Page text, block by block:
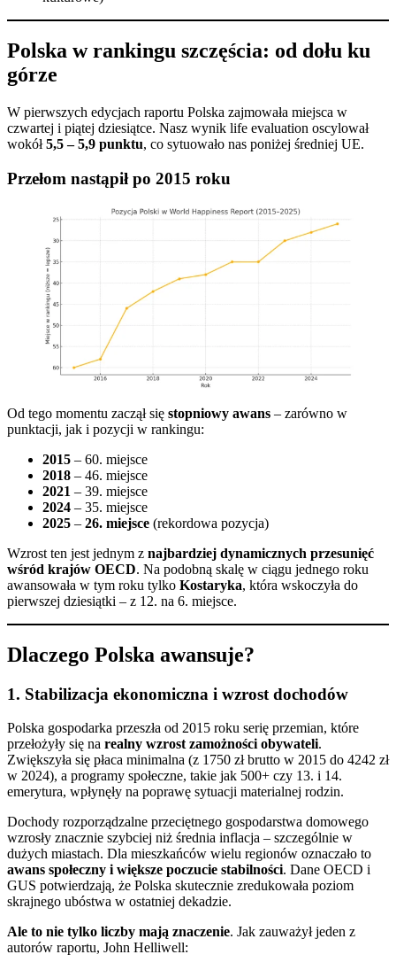
Polska w rankingu szczęścia: od dołu ku
górze
W pierwszych edycjach raportu Polska zajmowała miejsca w
czwartej i piątej dziesiątce. Nasz wynik life evaluation oscylował
wokół5,5 – 5,9 punktu, co sytuowało nas poniżej średniej UE.
Przełom nastąpił po 2015 roku
Od tego momentu zaczął się stopniowy awans – zarówno w
punktacji, jak i pozycji w rankingu:
2015 – 60. miejsce
2018 – 46. miejsce
2021 – 39. miejsce
2024 – 35. miejsce
2025 – 26. miejsce (rekordowa pozycja)
Wzrost ten jest jednym z najbardziej dynamicznych przesunięć
wśród krajów OECD. Na podobną skalę w ciągu jednego roku
awansowała w tym roku tylko Kostaryka, która wskoczyła do
pierwszej dziesiątki – z 12. na 6. miejsce.
Dlaczego Polska awansuje?
1. Stabilizacja ekonomiczna i wzrost dochodów
Polska gospodarka przeszła od 2015 roku serię przemian, które
przełożyły się na realny wzrost zamożności obywateli.
Zwiększyła się płaca minimalna (z 1750 zł brutto w 2015 do 4242 zł
w 2024), a programy społeczne, takie jak 500+ czy 13. i 14.
emerytura, wpłynęły na poprawę sytuacji materialnej rodzin.
Dochody rozporządzalne przeciętnego gospodarstwa domowego
wzrosły znacznie szybciej niż średnia inflacja – szczególnie w
dużych miastach. Dla mieszkańców wielu regionów oznaczało to
awans społeczny i większe poczucie stabilności. Dane OECD i
GUS potwierdzają, że Polska skutecznie zredukowała poziom
skrajnego ubóstwa w ostatniej dekadzie.
Ale to nie tylko liczby mają znaczenie. Jak zauważył jeden z
autorów raportu, John Helliwell: